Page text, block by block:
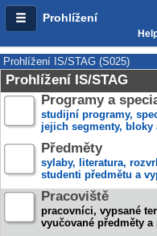
Prohlížení
Prohlížení IS/STAG (S025)
Prohlížení IS/STAG
Programy a
studijní programy,
jejich segmenty, bloky
Předměty
sylaby, literatura,
studenti předmětu a
Pracoviště
pracovníci, vypsané
vyučované předměty